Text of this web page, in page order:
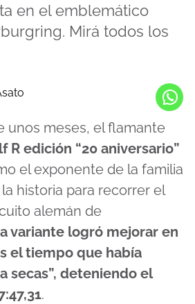
en el emblemático
Mirá todos los
unos meses, el flamante
R edición “20 aniversario”
el exponente de la familia
historia para recorrer el
alemán de
variante logró mejorar en
el tiempo que había
secas”, deteniendo el
.